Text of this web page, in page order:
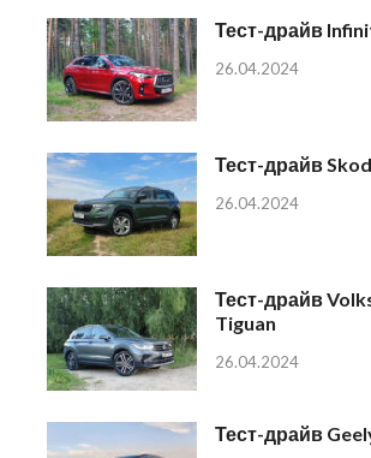
Тест-драйв
26.04.2024
Тест-драйв
26.04.2024
Тест-драйв
Tiguan
26.04.2024
Тест-драйв